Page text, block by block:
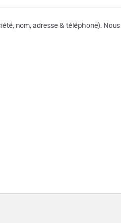
nom, adresse & téléphone).